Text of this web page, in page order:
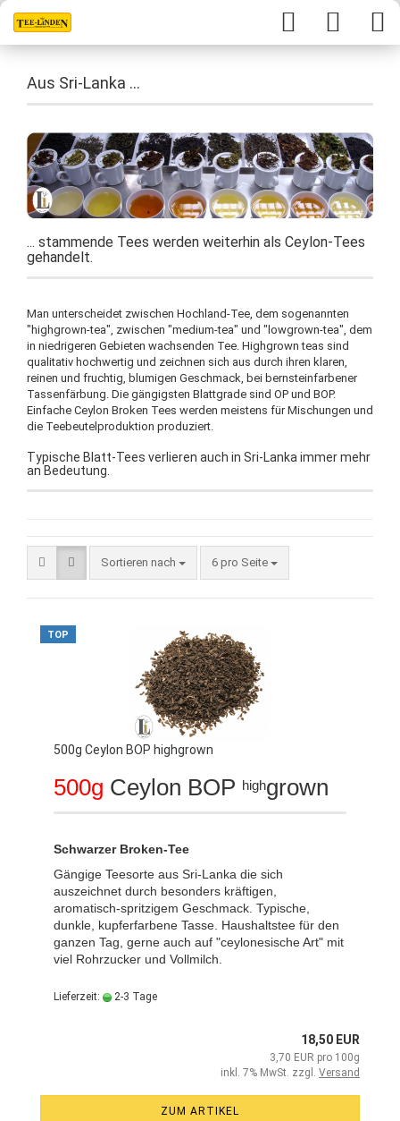
Aus Sri-Lanka ...
... stammende Tees werden weiterhin als Ceylon-Tees
gehandelt.
Man unterscheidet zwischen Hochland-Tee, dem sogenannten
"highgrown-tea", zwischen "medium-tea" und "lowgrown-tea", dem
in niedrigeren Gebieten wachsenden Tee. Highgrown teas sind
qualitativ hochwertig und zeichnen sich aus durch ihren klaren,
reinen und fruchtig, blumigen Geschmack, bei bernsteinfarbener
Tassenfärbung. Die gängigsten Blattgrade sind OP und BOP.
Einfache Ceylon Broken Tees werden meistens für Mischungen und
die Teebeutelproduktion produziert.
Typische Blatt-Tees verlieren auch in Sri-Lanka immer mehr
an Bedeutung.
Sortieren nach 6 pro Seite
TOP
500g Ceylon BOP highgrown
500g Ceylon BOP highgrown
Schwarzer Broken-Tee
Gängige Teesorte aus Sri-Lanka die sich
auszeichnet durch besonders kräftigen,
aromatisch-spritzigem Geschmack. Typische,
dunkle, kupferfarbene Tasse. Haushaltstee für den
ganzen Tag, gerne auch auf "ceylonesische Art" mit
viel Rohrzucker und Vollmilch.
Lieferzeit: 2-3 Tage
18,50 EUR
3,70 EUR pro 100g
inkl. 7% MwSt. zzgl. Versand
ZUM ARTIKEL